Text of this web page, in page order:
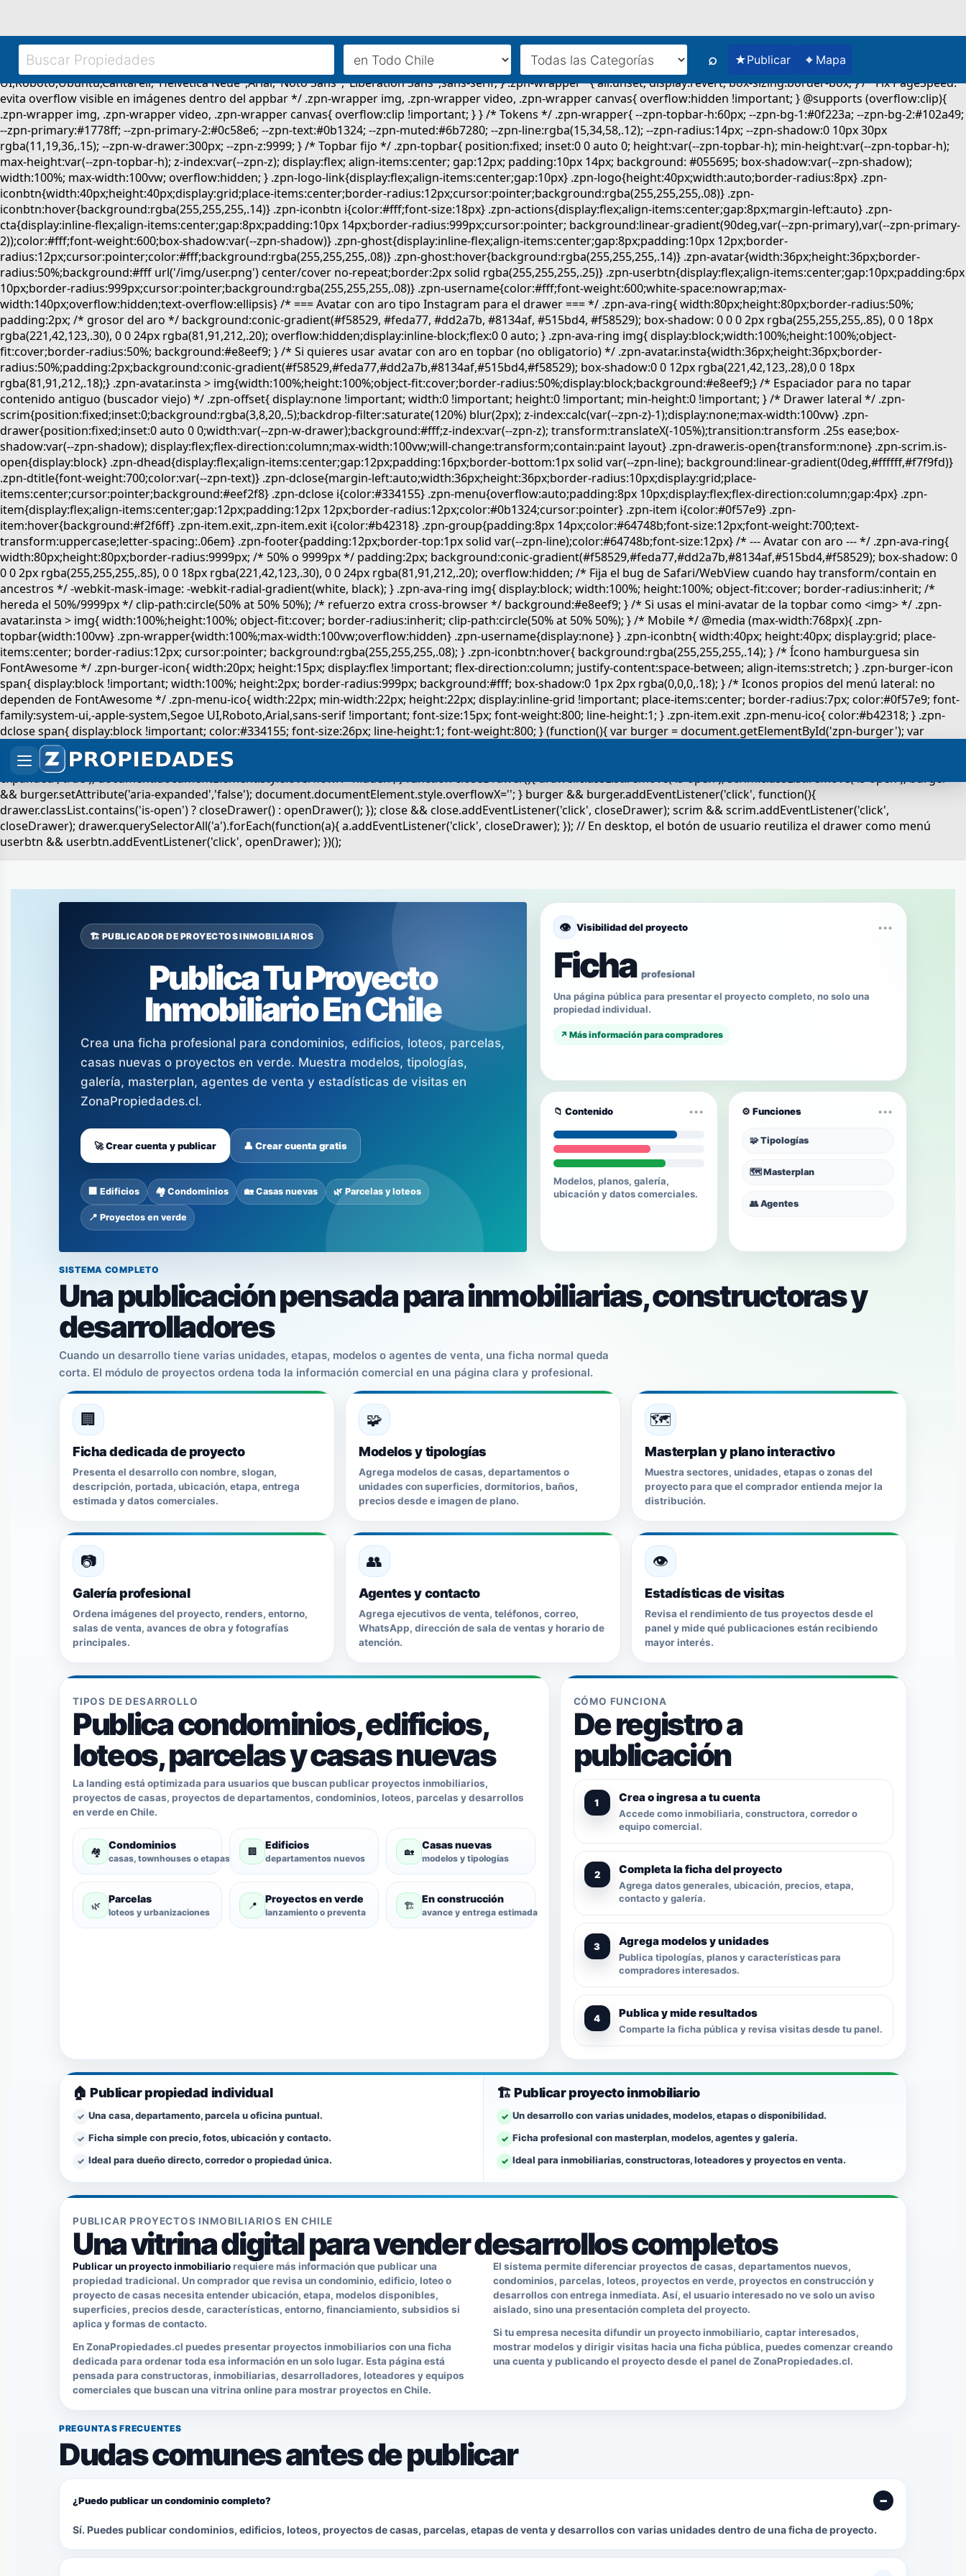
⌕ ★Publicar ⌖ Mapa
🏗️ PUBLICADOR DE PROYECTOS INMOBILIARIOS
Publica Tu Proyecto
Inmobiliario En Chile
Crea una ficha profesional para condominios, edificios, loteos, parcelas,
casas nuevas o proyectos en verde. Muestra modelos, tipologías,
galería, masterplan, agentes de venta y estadísticas de visitas en
ZonaPropiedades.cl.
🚀 Crear cuenta y publicar 👤 Crear cuenta gratis
🏢 Edificios 🏘️ Condominios 🏡 Casas nuevas 🌿 Parcelas y loteos
📍 Proyectos en verde
👁️ Visibilidad del proyecto •••
Fichaprofesional
Una página pública para presentar el proyecto completo, no solo una
propiedad individual.
↗ Más información para compradores
📁 Contenido •••
Modelos, planos, galería,
ubicación y datos comerciales.
⚙️ Funciones •••
🧩 Tipologías
🗺️ Masterplan
👥 Agentes
SISTEMA COMPLETO
Una publicación pensada para inmobiliarias, constructoras y
desarrolladores
Cuando un desarrollo tiene varias unidades, etapas, modelos o agentes de venta, una ficha normal queda
corta. El módulo de proyectos ordena toda la información comercial en una página clara y profesional.
🏢
Ficha dedicada de proyecto
Presenta el desarrollo con nombre, slogan,
descripción, portada, ubicación, etapa, entrega
estimada y datos comerciales.
🧩
Modelos y tipologías
Agrega modelos de casas, departamentos o
unidades con superficies, dormitorios, baños,
precios desde e imagen de plano.
🗺️
Masterplan y plano interactivo
Muestra sectores, unidades, etapas o zonas del
proyecto para que el comprador entienda mejor la
distribución.
📷
Galería profesional
Ordena imágenes del proyecto, renders, entorno,
salas de venta, avances de obra y fotografías
principales.
👥
Agentes y contacto
Agrega ejecutivos de venta, teléfonos, correo,
WhatsApp, dirección de sala de ventas y horario de
atención.
👁️
Estadísticas de visitas
Revisa el rendimiento de tus proyectos desde el
panel y mide qué publicaciones están recibiendo
mayor interés.
TIPOS DE DESARROLLO
Publica condominios, edificios,
loteos, parcelas y casas nuevas
La landing está optimizada para usuarios que buscan publicar proyectos inmobiliarios,
proyectos de casas, proyectos de departamentos, condominios, loteos, parcelas y desarrollos
en verde en Chile.
🏘️
Condominios
casas, townhouses o etapas
🏢
Edificios
departamentos nuevos
🏡
Casas nuevas
modelos y tipologías
🌿
Parcelas
loteos y urbanizaciones
📍
Proyectos en verde
lanzamiento o preventa
🏗️
En construcción
avance y entrega estimada
CÓMO FUNCIONA
De registro a
publicación
Crea o ingresa a tu cuenta
Accede como inmobiliaria, constructora, corredor o
equipo comercial.
Completa la ficha del proyecto
Agrega datos generales, ubicación, precios, etapa,
contacto y galería.
Agrega modelos y unidades
Publica tipologías, planos y características para
compradores interesados.
Publica y mide resultados
Comparte la ficha pública y revisa visitas desde tu panel.
🏠 Publicar propiedad individual
✓ Una casa, departamento, parcela u oficina puntual.
✓ Ficha simple con precio, fotos, ubicación y contacto.
✓ Ideal para dueño directo, corredor o propiedad única.
🏗️ Publicar proyecto inmobiliario
✓ Un desarrollo con varias unidades, modelos, etapas o disponibilidad.
✓ Ficha profesional con masterplan, modelos, agentes y galería.
✓ Ideal para inmobiliarias, constructoras, loteadores y proyectos en venta.
PUBLICAR PROYECTOS INMOBILIARIOS EN CHILE
Una vitrina digital para vender desarrollos completos
Publicar un proyecto inmobiliariorequiere más información que publicar una
propiedad tradicional. Un comprador que revisa un condominio, edificio, loteo o
proyecto de casas necesita entender ubicación, etapa, modelos disponibles,
superficies, precios desde, características, entorno, financiamiento, subsidios si
aplica y formas de contacto.
En ZonaPropiedades.cl puedes presentar proyectos inmobiliarios con una ficha
dedicada para ordenar toda esa información en un solo lugar. Esta página está
pensada para constructoras, inmobiliarias, desarrolladores, loteadores y equipos
comerciales que buscan una vitrina online para mostrar proyectos en Chile.
El sistema permite diferenciar proyectos de casas, departamentos nuevos,
condominios, parcelas, loteos, proyectos en verde, proyectos en construcción y
desarrollos con entrega inmediata. Así, el usuario interesado no ve solo un aviso
aislado, sino una presentación completa del proyecto.
Si tu empresa necesita difundir un proyecto inmobiliario, captar interesados,
mostrar modelos y dirigir visitas hacia una ficha pública, puedes comenzar creando
una cuenta y publicando el proyecto desde el panel de ZonaPropiedades.cl.
PREGUNTAS FRECUENTES
Dudas comunes antes de publicar
¿Puedo publicar un condominio completo?
Sí. Puedes publicar condominios, edificios, loteos, proyectos de casas, parcelas, etapas de venta y desarrollos con varias unidades dentro de una ficha de proyecto.